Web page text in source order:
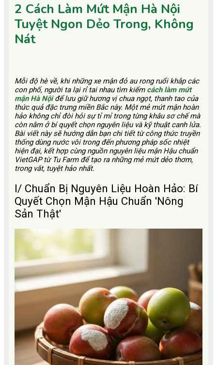
Mỗi độ hè về, khi những xe mận đỏ au rong ruổi khắp các
con phố, người ta lại rỉ tai nhau tìm kiếm cách làm mứt
mận Hà Nộiđể lưu giữ hương vị chua ngọt, thanh tao của
thức quả đặc trưng miền Bắc này. Một mẻ mứt mận hoàn
hảo không chỉ đòi hỏi sự tỉ mỉ trong từng khâu sơ chế mà
còn nằm ở bí quyết chọn nguyên liệu và kỹ thuật canh lửa.
Bài viết này sẽ hướng dẫn bạn chi tiết từ công thức truyền
thống dùng nước vôi trong đến phương pháp sốc nhiệt
hiện đại, kết hợp cùng nguồn nguyên liệu mận Hậu chuẩn
VietGAP từ Tu Farm để tạo ra những mẻ mứt dẻo thơm,
trong vắt, tuyệt hảo nhất.
I/ Chuẩn Bị Nguyên Liệu Hoàn Hảo: Bí
Quyết Chọn Mận Hậu Chuẩn 'Nông
Sản Thật'
2 Cách Làm Mứt Mận Hà Nội
Tuyệt Ngon Dẻo Trong, Không
Nát